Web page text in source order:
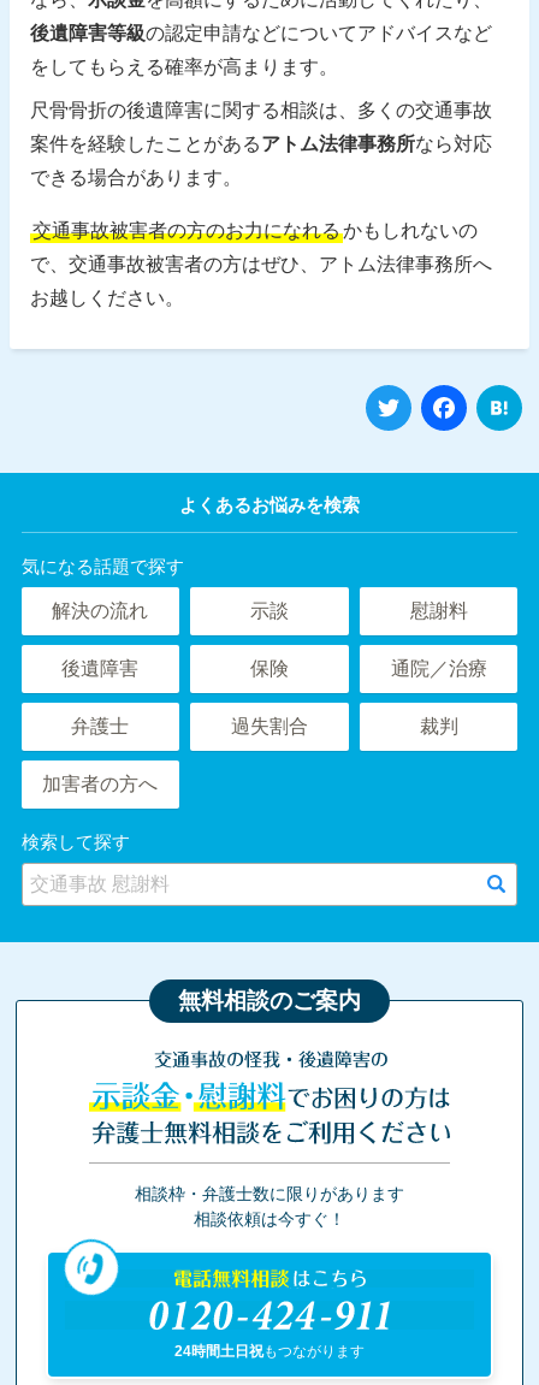
後遺障害等級の認定申請などについてアドバイスなど
をしてもらえる確率が高まります。
尺骨骨折の後遺障害に関する相談は、多くの交通事故
案件を経験したことがあるアトム法律事務所なら対応
できる場合があります。
交通事故被害者の方のお力になれるかもしれないの
で、交通事故被害者の方はぜひ、アトム法律事務所へ
お越しください。
Twitter
よくあるお悩みを検索
気になる話題で探す
解決の流れ 示談 慰謝料
後遺障害 保険 通院／治療
弁護士 過失割合 裁判
加害者の方へ
検索して探す
無料相談のご案内
交通事故の怪我・後遺障害の
示談金・慰謝料でお困りの方は
弁護士無料相談をご利用ください
相談枠・弁護士数に限りがあります
相談依頼は今すぐ！
電話無料相談はこちら
0120-424-911
24時間土日祝もつながります